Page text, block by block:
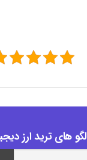
های ترید ارز